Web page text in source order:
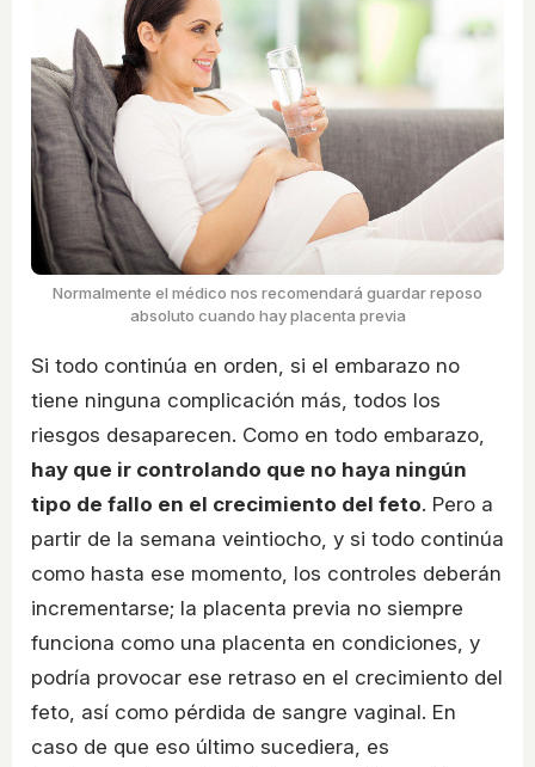
Normalmente el médico nos recomendará guardar reposo
absoluto cuando hay placenta previa
Si todo continúa en orden, si el embarazo no
tiene ninguna complicación más, todos los
riesgos desaparecen. Como en todo embarazo,
hay que ir controlando que no haya ningún
tipo de fallo en el crecimiento del feto. Pero a
partir de la semana veintiocho, y si todo continúa
como hasta ese momento, los controles deberán
incrementarse; la placenta previa no siempre
funciona como una placenta en condiciones, y
podría provocar ese retraso en el crecimiento del
feto, así como pérdida de sangre vaginal. En
caso de que eso último sucediera, es